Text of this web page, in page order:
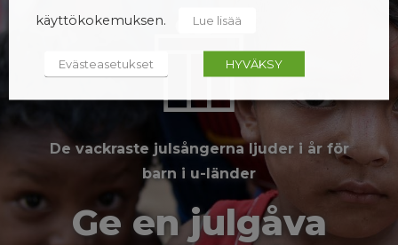
De vackraste julsångerna ljuder i år för
barn i u-länder
Ge en julgåva
käyttökokemuksen.
Lue lisää
Evästeasetukset HYVÄKSY